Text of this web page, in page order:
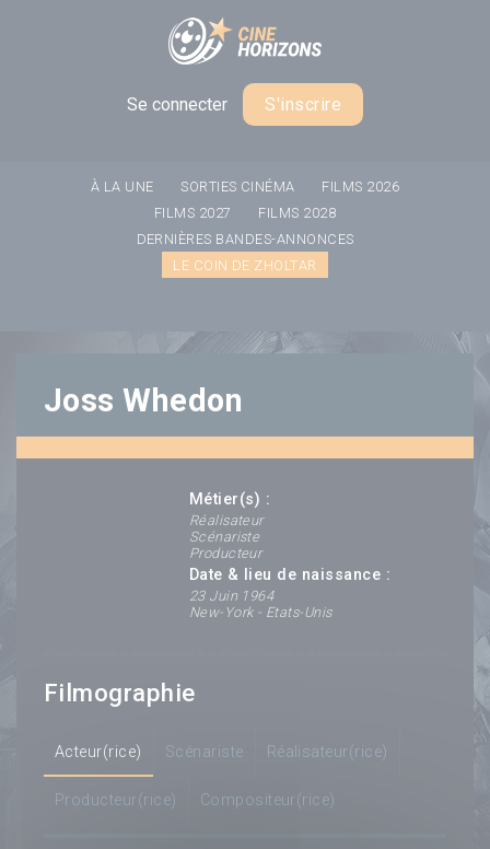
Se connecter S'inscrire
À LA UNE SORTIES CINÉMA
FILMS 2026
FILMS 2027
FILMS 2028
DERNIÈRES BANDES-ANNONCES
LE COIN DE ZHOLTAR
Joss Whedon
Métier(s) :
Réalisateur
Scénariste
Producteur
Date & lieu de naissance :
23 Juin 1964
New-York - Etats-Unis
Filmographie
Acteur(rice) Scénariste Réalisateur(rice)
Producteur(rice) Compositeur(rice)
Panneau de gestion des cookies